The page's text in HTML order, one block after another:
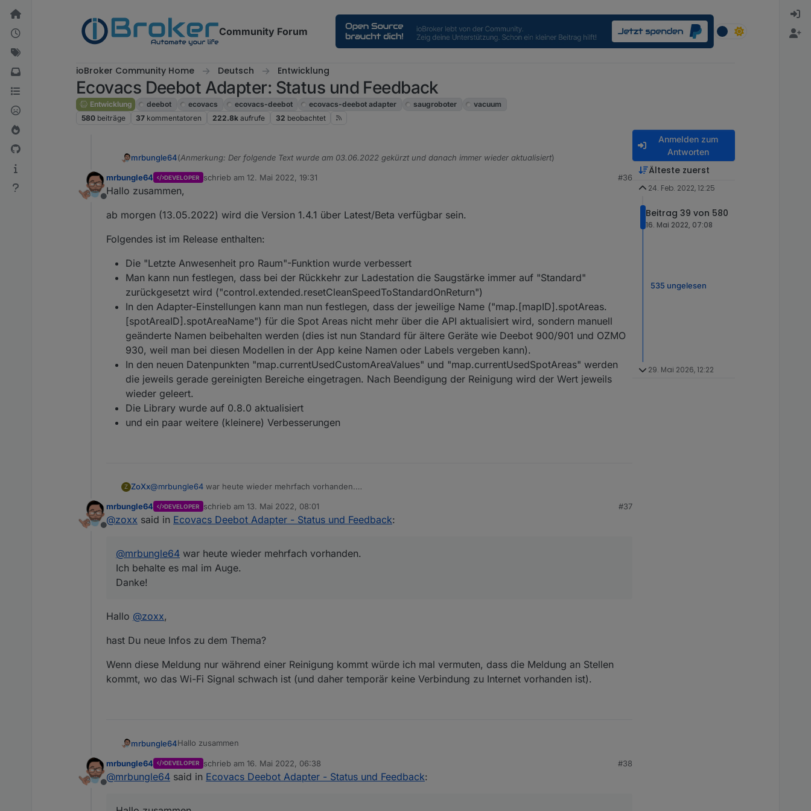
Weiter zum Inhalt
Community Forum
ioBroker Community Home Deutsch Entwicklung
Ecovacs Deebot Adapter: Status und Feedback
Entwicklung deebot ecovacs ecovacs-deebot ecovacs-deebot adapter saugroboter
vacuum
580 beiträge 37 kommentatoren 222.8k aufrufe 32 beobachtet
mrbungle64(Anmerkung: Der folgende Text wurde am 03.06.2022 gekürzt und danach immer wieder aktualisiert)
Hallo zusammen,
umsetzen könnt, was Ihr Euch so vorgestellt habt ( Bitte dabei aber realistisch bleiben und auch den aktuellen Status
Aktuelle Versionen
Stadium Version Releasedatum
Stable 1.4.14 04.02.2024 / 20.02.2024
Beta 1.4.15 16.03.2024
Alpha 1.4.16-alpha.2 09.05.2024
Bekannte (größere) Probleme
Informationen und Praxistipps (GitHub)
Datenpunkte (GitHub)
FAQ (GitHub)
Möglichkeit für sonstiges Feedback:
Deebot Staubsauger in VIS integrieren - ioBroker Tutorial | verdrahtet.info
Offline
mrbungle64 DEVELOPER schrieb am 12. Mai 2022, 19:31
zuletzt editiert von
#36
Hallo zusammen,
ab morgen (13.05.2022) wird die Version 1.4.1 über Latest/Beta verfügbar sein.
Folgendes ist im Release enthalten:
Die "Letzte Anwesenheit pro Raum"-Funktion wurde verbessert
Man kann nun festlegen, dass bei der Rückkehr zur Ladestation die Saugstärke immer auf "Standard"
zurückgesetzt wird ("control.extended.resetCleanSpeedToStandardOnReturn")
In den Adapter-Einstellungen kann man nun festlegen, dass der jeweilige Name ("map.[mapID].spotAreas.
[spotAreaID].spotAreaName") für die Spot Areas nicht mehr über die API aktualisiert wird, sondern manuell
geänderte Namen beibehalten werden (dies ist nun Standard für ältere Geräte wie Deebot 900/901 und OZMO
930, weil man bei diesen Modellen in der App keine Namen oder Labels vergeben kann).
In den neuen Datenpunkten "map.currentUsedCustomAreaValues" und "map.currentUsedSpotAreas" werden
die jeweils gerade gereinigten Bereiche eingetragen. Nach Beendigung der Reinigung wird der Wert jeweils
wieder geleert.
Die Library wurde auf 0.8.0 aktualisiert
und ein paar weitere (kleinere) Verbesserungen
Z ZoXx@mrbungle64 war heute wieder mehrfach vorhanden.
Danke!
Offline
mrbungle64 DEVELOPER schrieb am 13. Mai 2022, 08:01
zuletzt editiert von
#37
@zoxx said in Ecovacs Deebot Adapter - Status und Feedback:
@mrbungle64 war heute wieder mehrfach vorhanden.
Ich behalte es mal im Auge.
Danke!
Hallo @zoxx,
hast Du neue Infos zu dem Thema?
Wenn diese Meldung nur während einer Reinigung kommt würde ich mal vermuten, dass die Meldung an Stellen
kommt, wo das Wi-Fi Signal schwach ist (und daher temporär keine Verbindung zu Internet vorhanden ist).
mrbungle64Hallo zusammen
Ich habe die Version 1.4.0 über das Latest/Beta Repo released.
Offline
mrbungle64 DEVELOPER schrieb am 16. Mai 2022, 06:38
zuletzt editiert von
#38
@mrbungle64 said in Ecovacs Deebot Adapter - Status und Feedback:
Anmelden zum
Antworten
Älteste zuerst
24. Feb. 2022, 12:25
Beitrag 39 von 580
16. Mai 2022, 07:08
535 ungelesen
29. Mai 2026, 12:22